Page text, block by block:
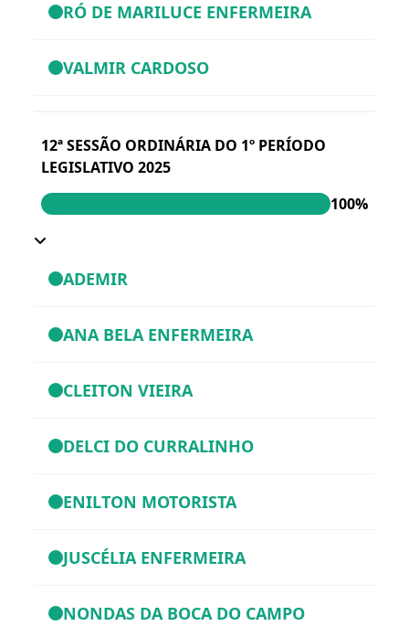
RÓ DE MARILUCE ENFERMEIRA
VALMIR CARDOSO
12ª SESSÃO ORDINÁRIA DO 1º PERÍODO
LEGISLATIVO 2025
100%
ADEMIR
ANA BELA ENFERMEIRA
CLEITON VIEIRA
DELCI DO CURRALINHO
ENILTON MOTORISTA
JUSCÉLIA ENFERMEIRA
NONDAS DA BOCA DO CAMPO